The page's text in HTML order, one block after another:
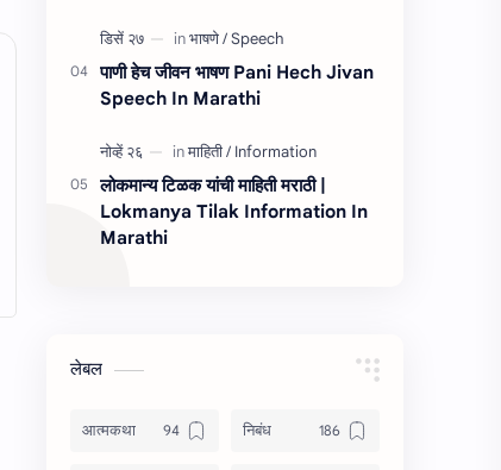
पाणी हेच जीवन भाषण Pani Hech Jivan
Speech In Marathi
लोकमान्य टिळक यांची माहिती मराठी |
Lokmanya Tilak Information In
Marathi
लेबल
आत्मकथा निबंध